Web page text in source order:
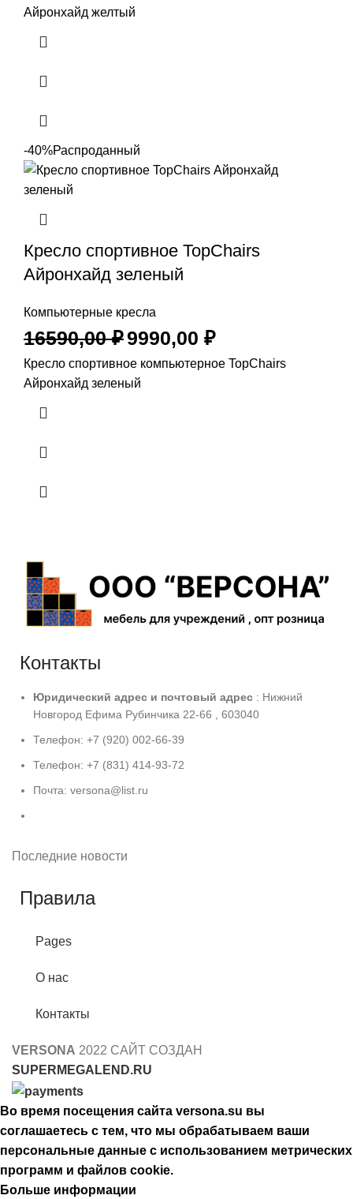
Айронхайд желтый
-40%Распроданный
Кресло спортивное TopChairs
Айронхайд зеленый
Компьютерные кресла
16590,00₽9990,00 ₽
Кресло спортивное компьютерное TopChairs
Айронхайд зеленый
Контакты
Юридический адрес и почтовый адрес : Нижний
Новгород Ефима Рубинчика 22-66 , 603040
Телефон: +7 (920) 002-66-39
Телефон: +7 (831) 414-93-72
Почта: versona@list.ru
Последние новости
Правила
Pages
О нас
Контакты
VERSONA 2022 САЙТ СОЗДАН
SUPERMEGALEND.RU
Во время посещения сайта versona.su вы
соглашаетесь с тем, что мы обрабатываем ваши
персональные данные с использованием метрических
программ и файлов cookie.
Больше информации